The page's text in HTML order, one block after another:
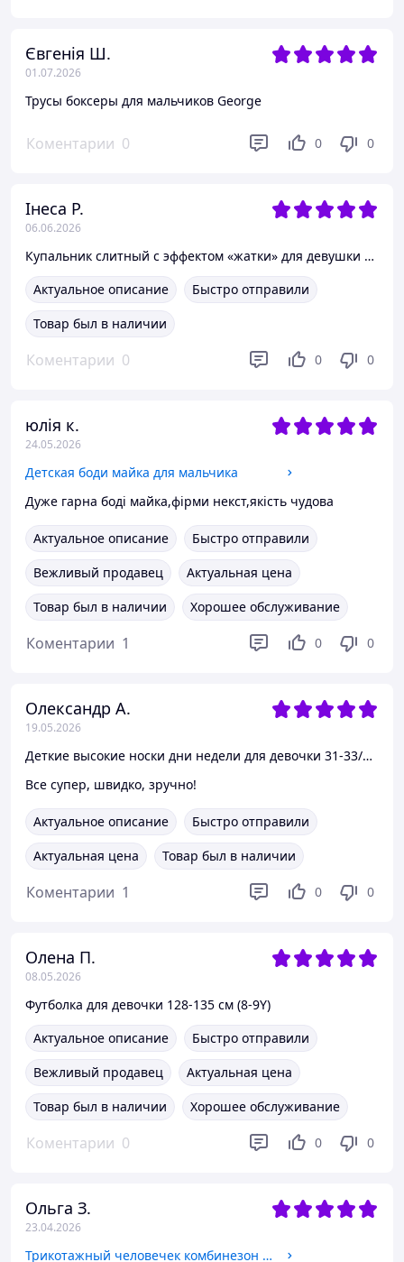
Євгенія Ш.
01.07.2026
Трусы боксеры для мальчиков George
Коментарии 0 0 0
Інеса Р.
06.06.2026
Купальник слитный с эффектом «жатки» для девушки 158-164 см (12-14Y)
Актуальное описание
Быстро отправили
Товар был в наличии
Коментарии 0 0 0
юлія к.
24.05.2026
Детская боди майка для мальчика
Дуже гарна боді майка,фірми некст,якість чудова
Актуальное описание
Быстро отправили
Вежливый продавец
Актуальная цена
Товар был в наличии
Хорошее обслуживание
Коментарии 1 0 0
Олександр А.
19.05.2026
Деткие высокие носки дни недели для девочки 31-33/19-20.5 см
Все супер, швидко, зручно!
Актуальное описание
Быстро отправили
Актуальная цена
Товар был в наличии
Коментарии 1 0 0
Олена П.
08.05.2026
Футболка для девочки 128-135 см (8-9Y)
Актуальное описание
Быстро отправили
Вежливый продавец
Актуальная цена
Товар был в наличии
Хорошее обслуживание
Коментарии 0 0 0
Ольга З.
23.04.2026
Трикотажный человечек комбинезон слип на молнии для мальчика 74-80, 12-18M, Человечек